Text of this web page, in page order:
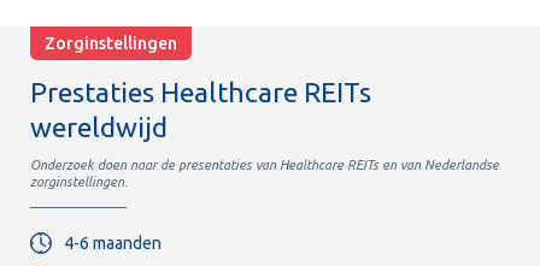
Zorginstellingen
Prestaties Healthcare REITs
wereldwijd
Onderzoek doen naar de presentaties van Healthcare REITs en van Nederlandse
zorginstellingen.
4-6 maanden